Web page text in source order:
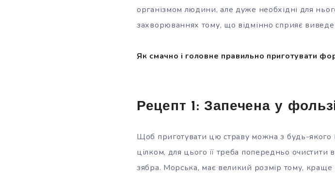
організмом людини, але дуже необхідні для
захворюваннях тому, що відмінно сприяє
Як смачно і головне правильно приготувати
Рецепт 1: Запечена у
Щоб приготувати цю страву можна з будь-
цілком, для цього її треба попередньо очистити
зябра. Морська, має великий розмір тому, краще